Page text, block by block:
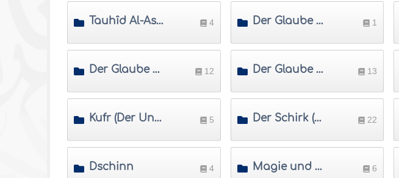
Tauhîd Al-Asmâ' wa As-Sifât (Die Aufrechterhaltung der Einheit Allâhs in Seinen Namen und Eigenschaften) 4 Der Glaube an die Engel 1
Der Glaube an die Propheten und die Gesandten 12 Der Glaube an das Jenseits 13
Kufr (Der Unglaube) 5 Der Schirk (Vielgötterei) 22
Dschinn 4 Magie und Wahrsagerei 6